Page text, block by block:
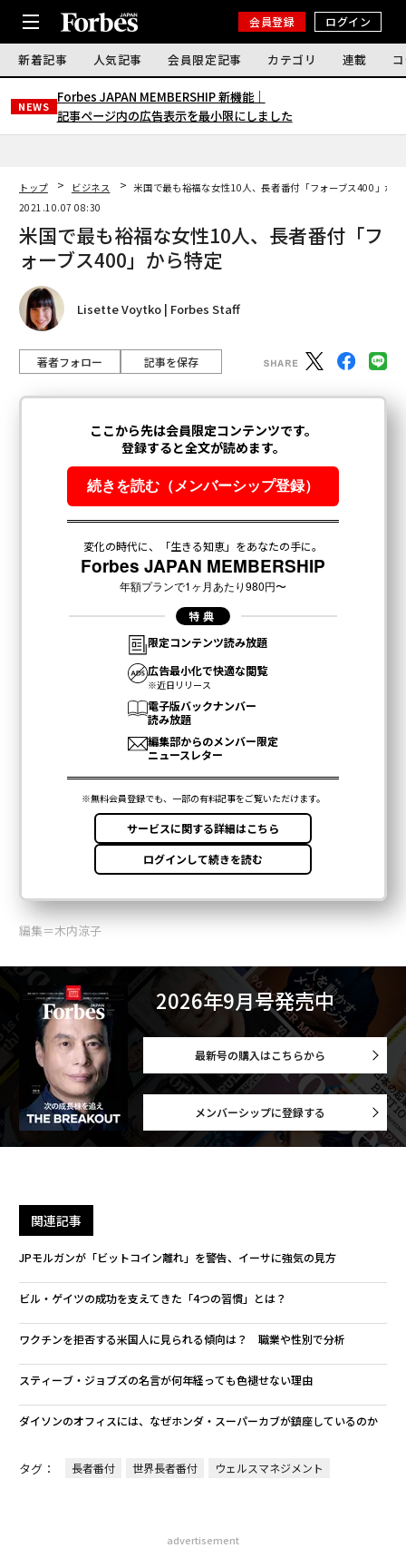
会員登録 ログイン
新着記事 人気記事 会員限定記事 カテゴリ 連載
NEWS
Forbes JAPAN MEMBERSHIP 新機能｜
記事ページ内の広告表示を最小限にしました
トップ ビジネス
米国で最も裕福な女性10人、長者番付「フォーブス400」か
2021.10.07 08:30
米国で最も裕福な女性10人、長者番付「フ
ォーブス400」から特定
Lisette Voytko | Forbes Staff
著者フォロー 記事を保存
編集＝木内涼子
2026年9月号発売中
最新号の購入はこちらから
メンバーシップに登録する
関連記事
JPモルガンが「ビットコイン離れ」を警告、イーサに強気の見方
ビル・ゲイツの成功を支えてきた「4つの習慣」とは？
ワクチンを拒否する米国人に見られる傾向は？ 職業や性別で分析
スティーブ・ジョブズの名言が何年経っても色褪せない理由
ダイソンのオフィスには、なぜホンダ・スーパーカブが鎮座しているのか
タグ： 長者番付 世界長者番付 ウェルスマネジメント
advertisement